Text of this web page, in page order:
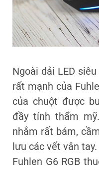
Ngoài dải LED
rất mạnh của
của chuột được
đầy tính thẩm
nhắm rất bám,
lưu các vết vân tay.
Fuhlen G6 RGB